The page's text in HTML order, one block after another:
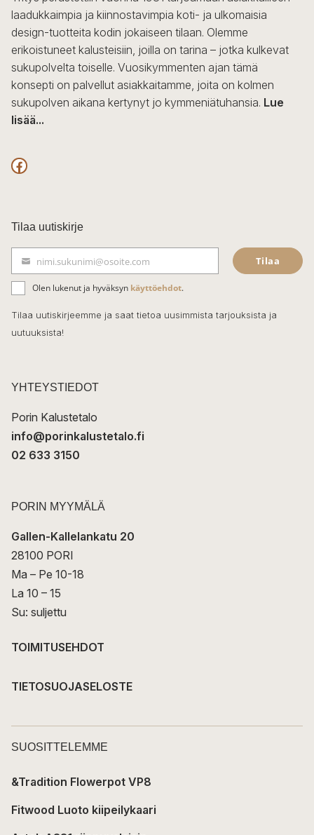
laadukkaimpia ja kiinnostavimpia koti- ja ulkomaisia
design-tuotteita kodin jokaiseen tilaan. Olemme
erikoistuneet kalusteisiin, joilla on tarina – jotka kulkevat
sukupolvelta toiselle. Vuosikymmenten ajan tämä
konsepti on palvellut asiakkaitamme, joita on kolmen
sukupolven aikana kertynyt jo kymmeniätuhansia. Lue
lisää...
F
c
e
b
o
o
k
Tilaa uutiskirje
ä
h
k
t
nimi.sukunimi@osoite.com Tilaa
Olen lukenut ja hyväksyn käyttöehdot.
Tilaa uutiskirjeemme ja saat tietoa uusimmista tarjouksista ja
uutuuksista!
YHTEYSTIEDOT
Porin Kalustetalo
info@porinkalustetalo.fi
02 633 3150
PORIN MYYMÄLÄ
Gallen-Kallelankatu 20
28100 PORI
Ma – Pe 10-18
La 10 – 15
Su: suljettu
TOIMITUSEHDOT
TIETOSUOJASELOSTE
SUOSITTELEMME
&Tradition Flowerpot VP8
Fitwood Luoto kiipeilykaari